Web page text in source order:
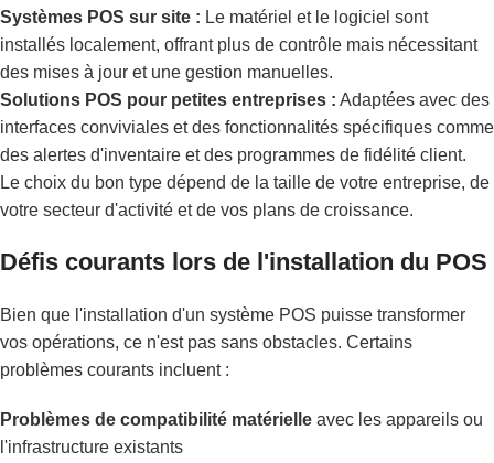
Systèmes POS sur site : Le matériel et le logiciel sont
installés localement, offrant plus de contrôle mais nécessitant
des mises à jour et une gestion manuelles.
Solutions POS pour petites entreprises : Adaptées avec des
interfaces conviviales et des fonctionnalités spécifiques comme
des alertes d'inventaire et des programmes de fidélité client.
Le choix du bon type dépend de la taille de votre entreprise, de
votre secteur d'activité et de vos plans de croissance.
Défis courants lors de l'installation du POS
Bien que l'installation d'un système POS puisse transformer
vos opérations, ce n'est pas sans obstacles. Certains
problèmes courants incluent :
Problèmes de compatibilité matérielle avec les appareils ou
l'infrastructure existants